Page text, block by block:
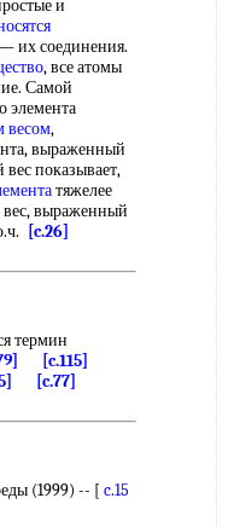
и
их соединения.
, все атомы
Самой
элемента
весом,
выраженный
показывает,
тяжелее
вес, выраженный
[c.26]
термин
[c.115]
[c.77]
(1999) -- [ c.15